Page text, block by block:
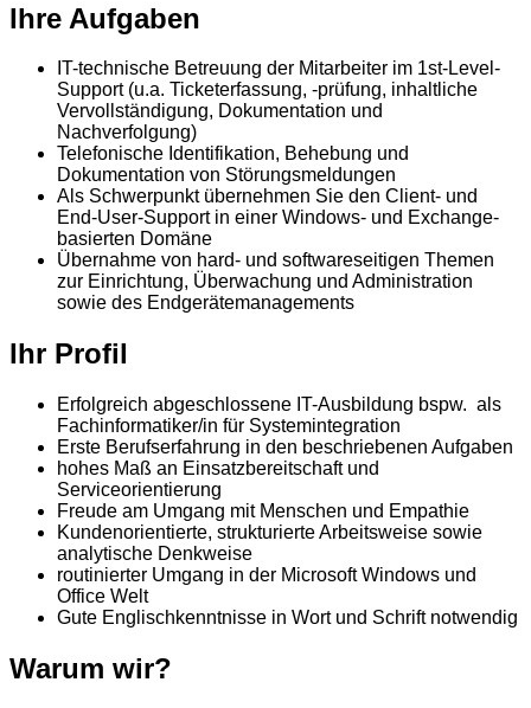
Ihre Aufgaben
IT-technische Betreuung der Mitarbeiter im 1st-Level-
Support (u.a. Ticketerfassung, -prüfung, inhaltliche
Vervollständigung, Dokumentation und
Nachverfolgung)
Telefonische Identifikation, Behebung und
Dokumentation von Störungsmeldungen
Als Schwerpunkt übernehmen Sie den Client- und
End-User-Support in einer Windows- und Exchange-
basierten Domäne
Übernahme von hard- und softwareseitigen Themen
zur Einrichtung, Überwachung und Administration
sowie des Endgerätemanagements
Ihr Profil
Erfolgreich abgeschlossene IT-Ausbildung bspw. als
Fachinformatiker/in für Systemintegration
Erste Berufserfahrung in den beschriebenen Aufgaben
hohes Maß an Einsatzbereitschaft und
Serviceorientierung
Freude am Umgang mit Menschen und Empathie
Kundenorientierte, strukturierte Arbeitsweise sowie
analytische Denkweise
routinierter Umgang in der Microsoft Windows und
Office Welt
Gute Englischkenntnisse in Wort und Schrift notwendig
Warum wir?